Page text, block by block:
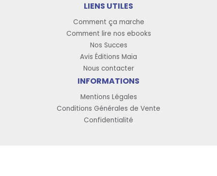
LIENS UTILES
Comment ça marche
Comment lire nos ebooks
Nos Succes
Avis Éditions Maïa
Nous contacter
INFORMATIONS
Mentions Légales
Conditions Générales de Vente
Confidentialité